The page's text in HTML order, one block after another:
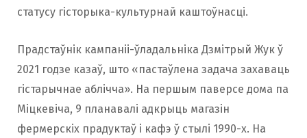
статусу гісторыка-культурнай каштоўнасці.
Прадстаўнік кампаніі-ўладальніка Дзмітрый Жук ў
2021 годзе казаў, што «пастаўлена задача захаваць
гістарычнае аблічча». На першым паверсе дома па
Міцкевіча, 9 планавалі адкрыць магазін
фермерскіх прадуктаў і кафэ ў стылі 1990-х. На